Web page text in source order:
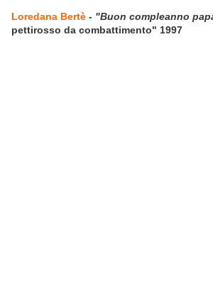
Loredana Bertè - "Buon compleanno
pettirosso da combattimento" 1997